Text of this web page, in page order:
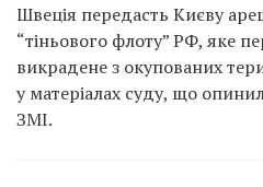
Швеція передасть Києву
“тіньового флоту” РФ, яке
викрадене з окупованих
у матеріалах суду, що
ЗМІ.